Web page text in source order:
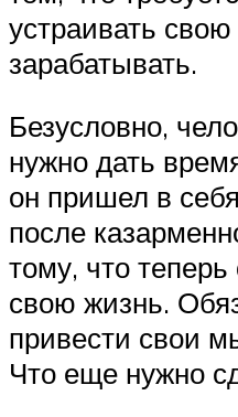
устраивать
зарабатывать.
Безусловно,
нужно дать
он пришел в
после
тому, что
свою жизнь.
привести свои
Что еще нужно